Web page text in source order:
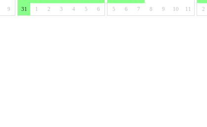
9 31 1 2 3 4 5 6 5 6 7 8 9 10 11 2